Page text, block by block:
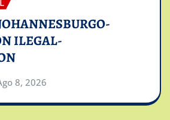
ILEGAL-
8, 2026